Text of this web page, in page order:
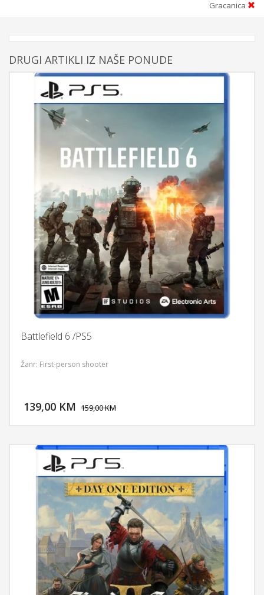
Gracanica
DRUGI ARTIKLI IZ NAŠE PONUDE
Battlefield 6 /PS5
Žanr: First-person shooter
139,00 KM 159,00 KM